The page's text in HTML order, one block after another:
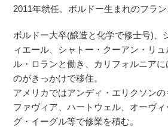
2011年就任。ボルドー生まれのフラン
ボルドー大卒(醸造と化学で修士号)、
ィエール、シャトー・クーアン・リ
ル・ロランと働き、カリフォルニア
のがきっかけで移住。
アメリカではアンディ・エリクソンの
ファヴィア、ハートウェル、オーヴ
グ・イーグル等で修業を積む。